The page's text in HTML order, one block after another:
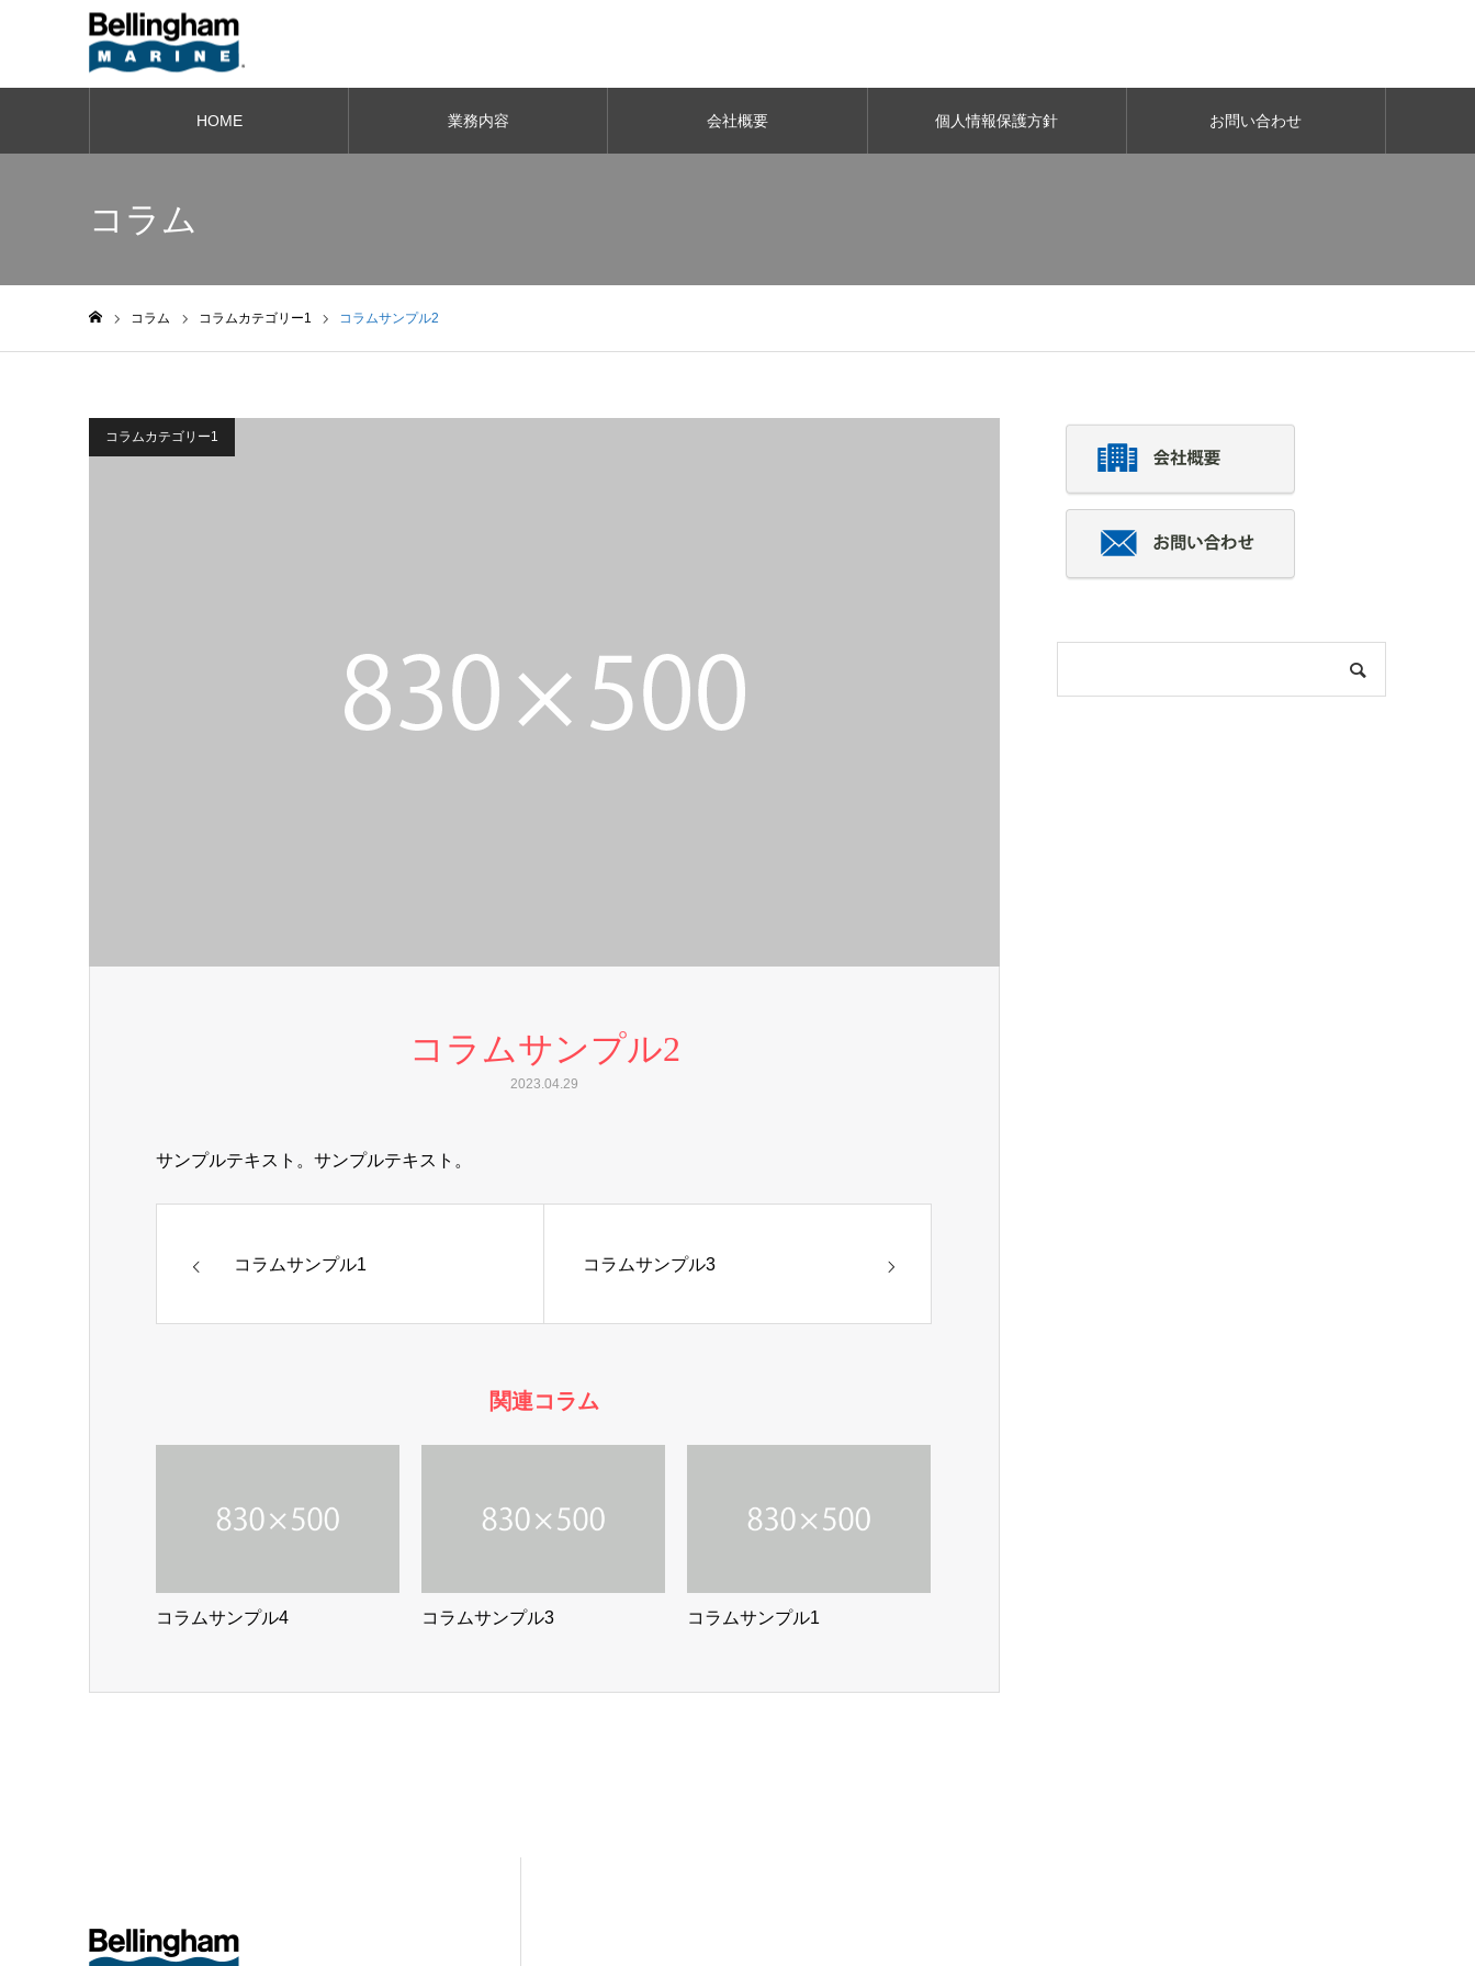
HOME 業務内容 会社概要 個人情報保護方針 お問い合わせ
コラム
コラム コラムカテゴリー1 コラムサンプル2
コラムカテゴリー1
コラムサンプル2
2023.04.29
サンプルテキスト。サンプルテキスト。
コラムサンプル1 コラムサンプル3
関連コラム
コラムサンプル4 コラムサンプル3 コラムサンプル1